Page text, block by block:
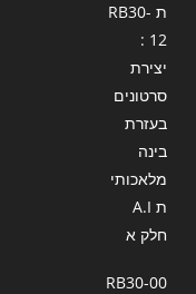
ת RB30-
12 :
יצירת
סרטונים
בעזרת
בינה
מלאכותי
ת A.I
חלק א
RB30-00